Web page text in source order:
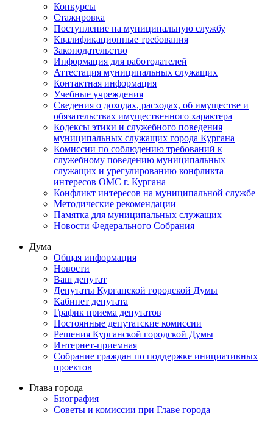
Конкурсы
Стажировка
Поступление на муниципальную службу
Квалификационные требования
Законодательство
Информация для работодателей
Аттестация муниципальных служащих
Контактная информация
Учебные учреждения
Сведения о доходах, расходах, об имуществе и
обязательствах имущественного характера
Кодексы этики и служебного поведения
муниципальных служащих города Кургана
Комиссии по соблюдению требований к
служебному поведению муниципальных
служащих и урегулированию конфликта
интересов ОМС г. Кургана
Конфликт интересов на муниципальной службе
Методические рекомендации
Памятка для муниципальных служащих
Новости Федерального Cобрания
Дума
Общая информация
Новости
Ваш депутат
Депутаты Курганской городской Думы
Кабинет депутата
График приема депутатов
Постоянные депутатские комиссии
Решения Курганской городской Думы
Интернет-приемная
Собрание граждан по поддержке инициативных
проектов
Глава города
Биография
Советы и комиссии при Главе города